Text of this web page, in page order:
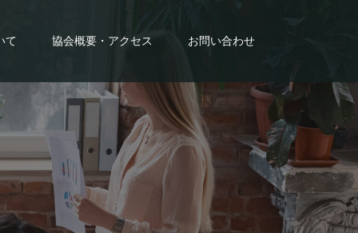
て 協会概要・アクセス お問い合わせ